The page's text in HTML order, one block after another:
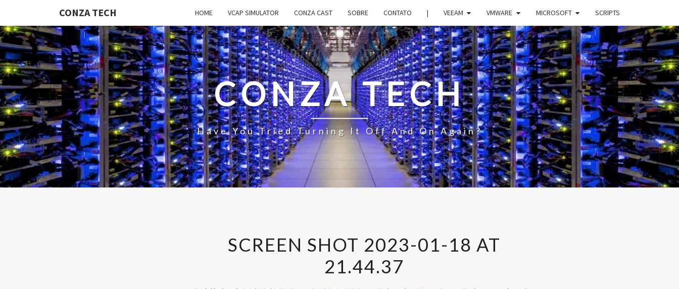
CONZA TECH HOME VCAP SIMULATOR CONZA CAST SOBRE CONTATO | VEEAM VMWARE MICROSOFT SCRIPTS
CONZA TECH
Have You Tried Turning It Off And On Again?
SCREEN SHOT 2023-01-18 AT
21.44.37